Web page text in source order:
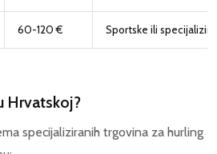
60-120 € Sportske ili
Hrvatskoj?
specijaliziranih trgovina za hurling